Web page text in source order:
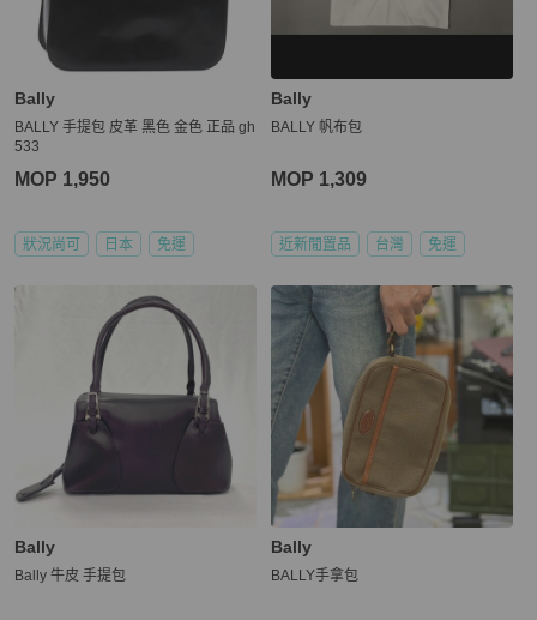
Bally
BALLY 手提包 皮革 黑色 金色 正品 gh
533
MOP 1,950
狀況尚可 日本 免運
Bally
BALLY 帆布包
MOP 1,309
近新閒置品 台灣 免運
Bally
Bally 牛皮 手提包
Bally
BALLY手拿包